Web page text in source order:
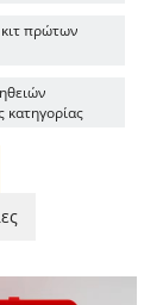
πρώτων
κατηγορίας